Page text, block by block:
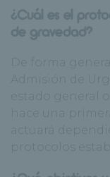
¿Cuál es el
de gravedad?
De forma
Admisión de
estado general
hace una
actuará
protocolos